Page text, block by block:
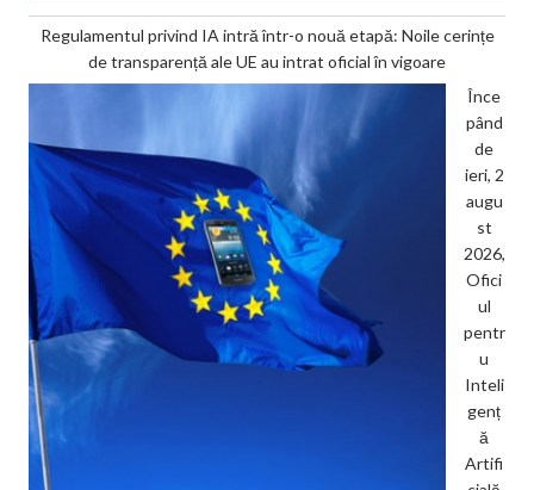
Regulamentul privind IA intră într-o nouă etapă: Noile cerințe
de transparență ale UE au intrat oficial în vigoare
Înce
pând
de
ieri, 2
augu
st
2026,
Ofici
ul
pentr
u
Inteli
genț
ă
Artifi